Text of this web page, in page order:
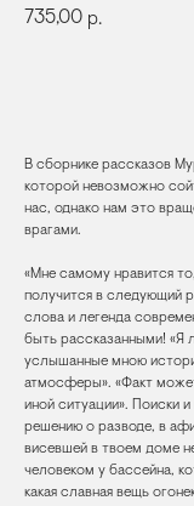
735,00 р.
В сборнике рассказов
которой невозможно
нас, однако нам это
врагами.
«Мне самому нравится
получится в следующий
слова и легенда
быть рассказанными! «Я
услышанные мною
атмосферы». «Факт
иной ситуации». Поиски
решению о разводе, в
висевшей в твоем доме
человеком у бассейна,
какая славная вещь